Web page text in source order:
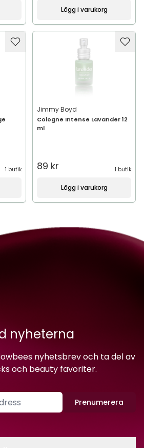
Lägg i varukorg
1 butik
Jimmy Boyd
Cologne Intense Lavander 12
ml
89 kr 1 butik
Lägg i varukorg
nyheterna
nyhetsbrev och ta del av
och beauty favoriter.
Prenumerera